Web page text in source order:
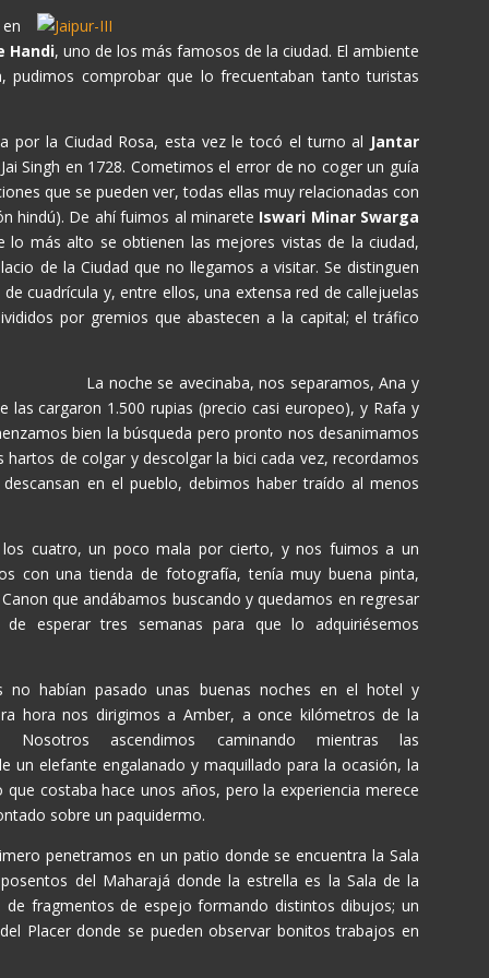
Handi, uno de los más famosos de la ciudad. El ambiente
comprobar que lo frecuentaban tanto turistas
por la Ciudad Rosa, esta vez le tocó el turno al Jantar
Singh en 1728. Cometimos el error de no coger un guía
que se pueden ver, todas ellas muy relacionadas con
hindú). De ahí fuimos al minarete Iswari Minar Swarga
lo más alto se obtienen las mejores vistas de la ciudad,
de la Ciudad que no llegamos a visitar. Se distinguen
cuadrícula y, entre ellos, una extensa red de callejuelas
por gremios que abastecen a la capital; el tráfico
La noche se avecinaba, nos separamos, Ana y
cargaron 1.500 rupias (precio casi europeo), y Rafa y
bien la búsqueda pero pronto nos desanimamos
de colgar y descolgar la bici cada vez, recordamos
en el pueblo, debimos haber traído al menos
cuatro, un poco mala por cierto, y nos fuimos a un
con una tienda de fotografía, tenía muy buena pinta,
que andábamos buscando y quedamos en regresar
esperar tres semanas para que lo adquiriésemos
no habían pasado unas buenas noches en el hotel y
hora nos dirigimos a Amber, a once kilómetros de la
ascendimos caminando mientras las
un elefante engalanado y maquillado para la ocasión, la
costaba hace unos años, pero la experiencia merece
sobre un paquidermo.
penetramos en un patio donde se encuentra la Sala
del Maharajá donde la estrella es la Sala de la
fragmentos de espejo formando distintos dibujos; un
Placer donde se pueden observar bonitos trabajos en